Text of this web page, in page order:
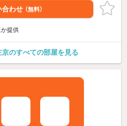
合わせ （無料）
提供
のすべての部屋を見る